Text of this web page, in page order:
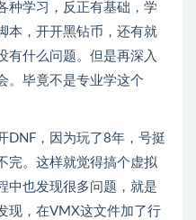
种学习，反正有基础，学
本，开开黑钻币，还有就
有什么问题。但是再深入
。毕竟不是专业学这个
DNF，因为玩了8年，号挺
完。这样就觉得搞个虚拟
中也发现很多问题，就是
现，在VMX这文件加了行